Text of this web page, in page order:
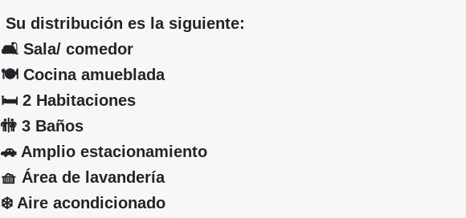
Su distribución es la siguiente:
🛋️ Sala/ comedor
🍽️ Cocina amueblada
🛏️ 2 Habitaciones
🚻 3 Baños
🚗 Amplio estacionamiento
🧺 Área de lavandería
❄️ Aire acondicionado